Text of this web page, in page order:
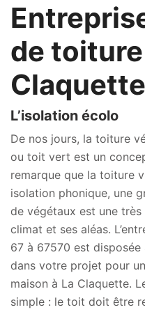
de toiture
L’isolation écolo
De nos jours, la toiture
ou toit vert est un
remarque que la toiture
isolation phonique, une
de végétaux est une
climat et ses aléas.
67 à 67570 est
dans votre projet pour
maison à La Claquette.
simple : le toit doit être